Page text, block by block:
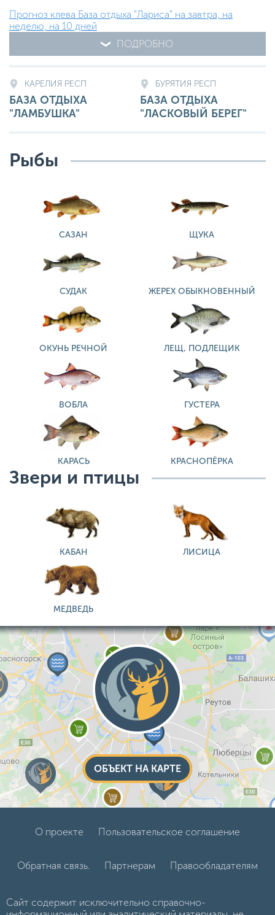
Прогноз клева База отдыха "Лариса" на завтра, на
неделю, на 10 дней
ПОДРОБНО
КАРЕЛИЯ РЕСП
БАЗА ОТДЫХА
"ЛАМБУШКА"
БУРЯТИЯ РЕСП
БАЗА ОТДЫХА
"ЛАСКОВЫЙ БЕРЕГ"
Рыбы
САЗАН ЩУКА
СУДАК ЖЕРЕХ ОБЫКНОВЕННЫЙ
ОКУНЬ РЕЧНОЙ ЛЕЩ, ПОДЛЕЩИК
ВОБЛА ГУСТЕРА
КАРАСЬ КРАСНОПЁРКА
Звери и птицы
КАБАН ЛИСИЦА
МЕДВЕДЬ
ОБЪЕКТ НА КАРТЕ
О проекте Пользовательское соглашение
Обратная связь. Партнерам Правообладателям
Сайт содержит исключительно справочно-